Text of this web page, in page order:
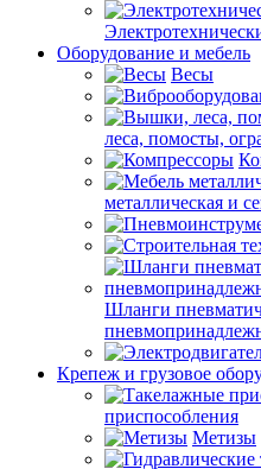
Оборудование и мебель
Весы
леса, помосты,
металлическая и
Шланги
Крепеж и грузовое
приспособления
Метизы